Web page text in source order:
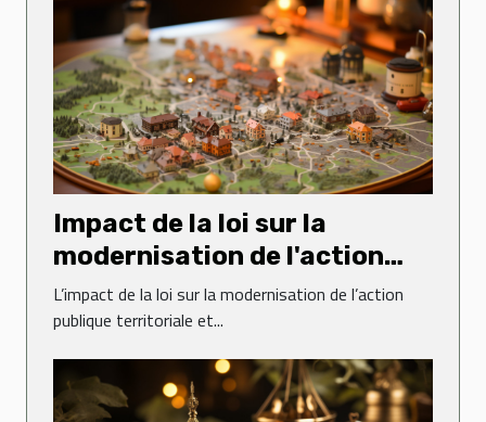
Impact de la loi sur la
modernisation de l'action
publique territoriale et
d'affirmation des métropoles
sur le droit administratif
L’impact de la loi sur la modernisation de l’action
publique territoriale et...